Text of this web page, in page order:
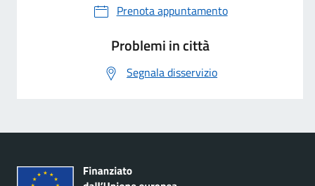
Prenota appuntamento
Problemi in città
Segnala disservizio